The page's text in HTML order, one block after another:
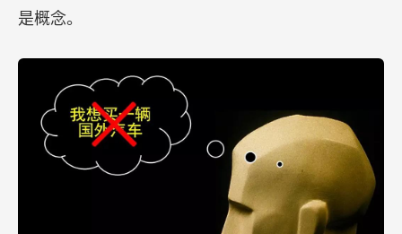
是概念。